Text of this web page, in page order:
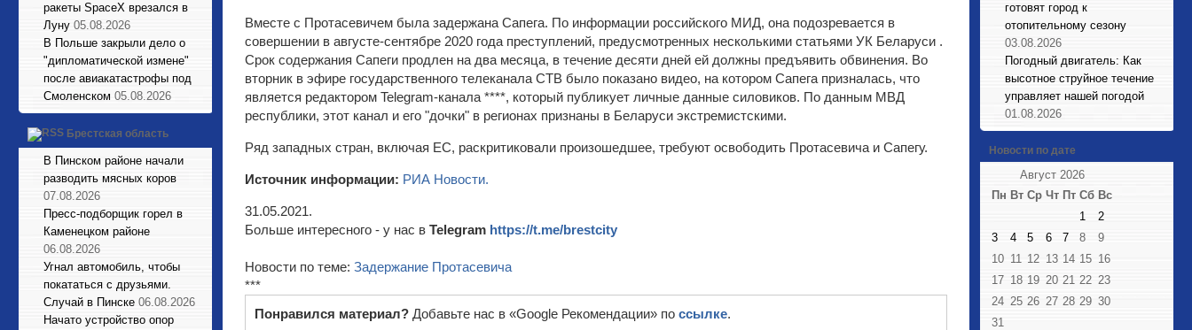
ракеты SpaceX врезался в
Луну 05.08.2026
В Польше закрыли дело о
"дипломатической измене"
после авиакатастрофы под
Смоленском 05.08.2026
Брестская область
В Пинском районе начали
разводить мясных коров
07.08.2026
Пресс-подборщик горел в
Каменецком районе
06.08.2026
Угнал автомобиль, чтобы
покататься с друзьями.
Случай в Пинске 06.08.2026
Начато устройство опор
Вместе с Протасевичем была задержана Сапега. По информации российского МИД, она подозревается в
совершении в августе-сентябре 2020 года преступлений, предусмотренных несколькими статьями УК Беларуси .
Срок содержания Сапеги продлен на два месяца, в течение десяти дней ей должны предъявить обвинения. Во
вторник в эфире государственного телеканала СТВ было показано видео, на котором Сапега призналась, что
является редактором Telegram-канала ****, который публикует личные данные силовиков. По данным МВД
республики, этот канал и его "дочки" в регионах признаны в Беларуси экстремистскими.
Ряд западных стран, включая ЕС, раскритиковали произошедшее, требуют освободить Протасевича и Сапегу.
Источник информации: РИА Новости.
31.05.2021.
Больше интересного - у нас в Telegram https://t.me/brestcity
Новости по теме: Задержание Протасевича
***
Понравился материал? Добавьте нас в «Google Рекомендации» по ссылке.
готовят город к
отопительному сезону
03.08.2026
Погодный двигатель: Как
высотное струйное течение
управляет нашей погодой
01.08.2026
Новости по дате
Август 2026
Пн Вт Ср Чт Пт Сб Вс
1
2
3
4 5 6 7 8
9
10 11 12 13 14 15 16
17 18 19 20 21 22 23
24 25 26 27 28 29 30
31